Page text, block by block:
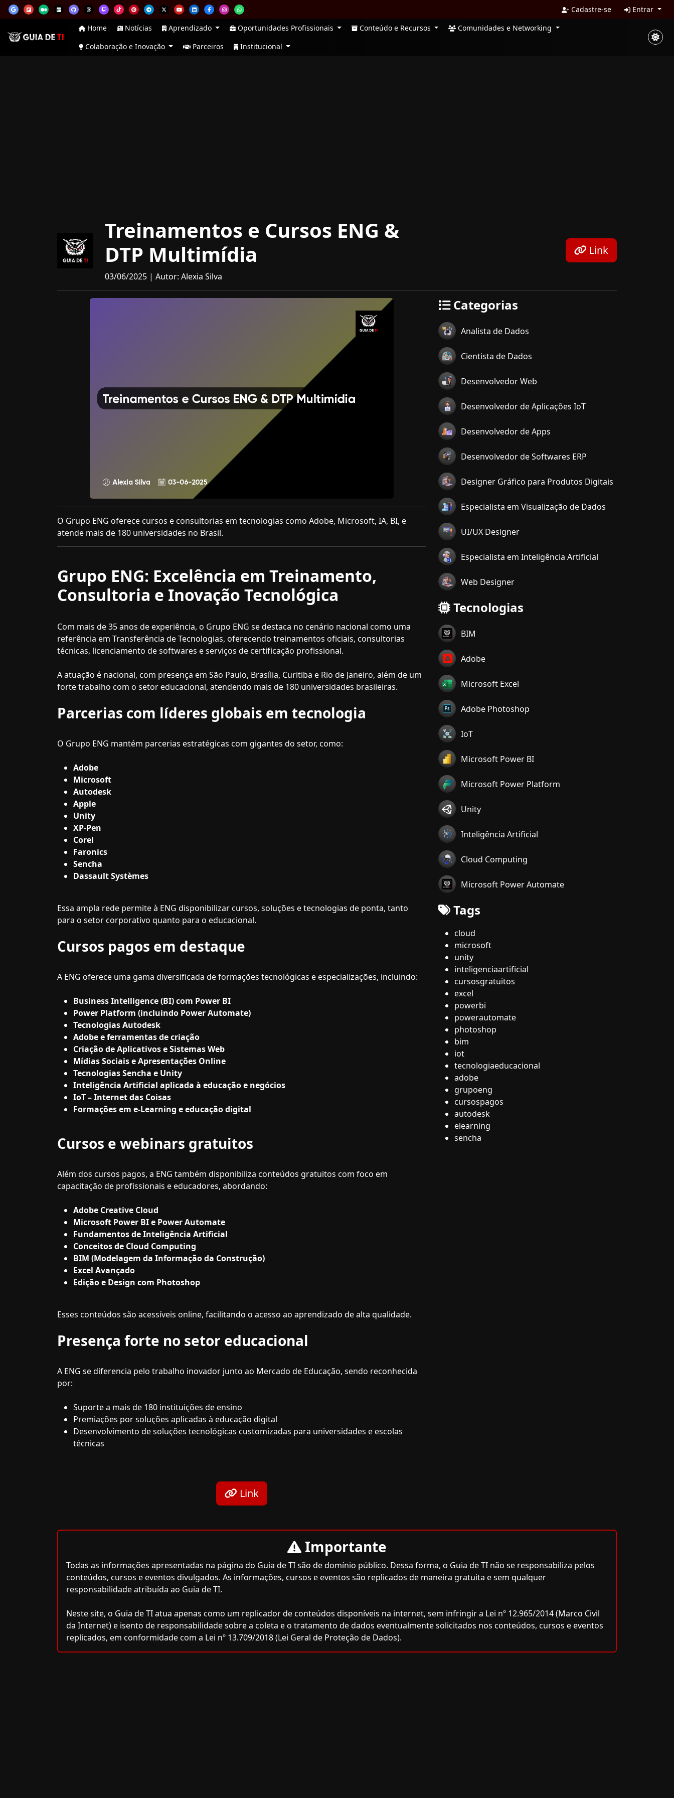
Cadastre-se
Entrar
Home
Notícias Aprendizado Oportunidades Profissionais Conteúdo e Recursos
Comunidades e Networking
Colaboração e Inovação
Parceiros Institucional
Treinamentos e Cursos ENG &
DTP Multimídia
03/06/2025 | Autor: Alexia Silva
Link
O Grupo ENG oferece cursos e consultorias em tecnologias como Adobe, Microsoft, IA, BI, e
atende mais de 180 universidades no Brasil.
Grupo ENG: Excelência em Treinamento,
Consultoria e Inovação Tecnológica
Com mais de 35 anos de experiência, o Grupo ENG se destaca no cenário nacional como uma
referência em Transferência de Tecnologias, oferecendo treinamentos oficiais, consultorias
técnicas, licenciamento de softwares e serviços de certificação profissional.
A atuação é nacional, com presença em São Paulo, Brasília, Curitiba e Rio de Janeiro, além de um
forte trabalho com o setor educacional, atendendo mais de 180 universidades brasileiras.
Parcerias com líderes globais em tecnologia
O Grupo ENG mantém parcerias estratégicas com gigantes do setor, como:
Adobe
Microsoft
Autodesk
Apple
Unity
XP-Pen
Corel
Faronics
Sencha
Dassault Systèmes
Essa ampla rede permite à ENG disponibilizar cursos, soluções e tecnologias de ponta, tanto
para o setor corporativo quanto para o educacional.
Cursos pagos em destaque
A ENG oferece uma gama diversificada de formações tecnológicas e especializações, incluindo:
Business Intelligence (BI) com Power BI
Power Platform (incluindo Power Automate)
Tecnologias Autodesk
Adobe e ferramentas de criação
Criação de Aplicativos e Sistemas Web
Mídias Sociais e Apresentações Online
Tecnologias Sencha e Unity
Inteligência Artificial aplicada à educação e negócios
IoT – Internet das Coisas
Formações em e-Learning e educação digital
Cursos e webinars gratuitos
Além dos cursos pagos, a ENG também disponibiliza conteúdos gratuitos com foco em
capacitação de profissionais e educadores, abordando:
Adobe Creative Cloud
Microsoft Power BI e Power Automate
Fundamentos de Inteligência Artificial
Conceitos de Cloud Computing
BIM (Modelagem da Informação da Construção)
Excel Avançado
Edição e Design com Photoshop
Esses conteúdos são acessíveis online, facilitando o acesso ao aprendizado de alta qualidade.
Presença forte no setor educacional
A ENG se diferencia pelo trabalho inovador junto ao Mercado de Educação, sendo reconhecida
por:
Suporte a mais de 180 instituições de ensino
Premiações por soluções aplicadas à educação digital
Desenvolvimento de soluções tecnológicas customizadas para universidades e escolas
técnicas
Link
Categorias
Analista de Dados
Cientista de Dados
Desenvolvedor Web
Desenvolvedor de Aplicações IoT
Desenvolvedor de Apps
Desenvolvedor de Softwares ERP
Designer Gráfico para Produtos Digitais
Especialista em Visualização de Dados
UI/UX Designer
Especialista em Inteligência Artificial
Web Designer
Tecnologias
BIM
Adobe
Microsoft Excel
Adobe Photoshop
IoT
Microsoft Power BI
Microsoft Power Platform
Unity
Inteligência Artificial
Cloud Computing
Microsoft Power Automate
Tags
cloud
microsoft
unity
inteligenciaartificial
cursosgratuitos
excel
powerbi
powerautomate
photoshop
bim
iot
tecnologiaeducacional
adobe
grupoeng
cursospagos
autodesk
elearning
sencha
Importante
Todas as informações apresentadas na página do Guia de TI são de domínio público. Dessa forma, o Guia de TI não se responsabiliza pelos
conteúdos, cursos e eventos divulgados. As informações, cursos e eventos são replicados de maneira gratuita e sem qualquer
responsabilidade atribuída ao Guia de TI.
Neste site, o Guia de TI atua apenas como um replicador de conteúdos disponíveis na internet, sem infringir a Lei nº 12.965/2014 (Marco Civil
da Internet) e isento de responsabilidade sobre a coleta e o tratamento de dados eventualmente solicitados nos conteúdos, cursos e eventos
replicados, em conformidade com a Lei nº 13.709/2018 (Lei Geral de Proteção de Dados).